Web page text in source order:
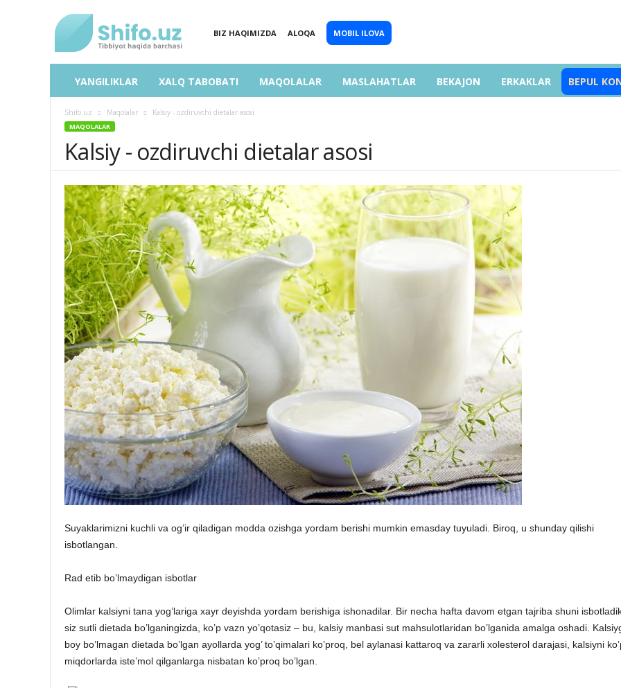
SHIFO.UZ
BIZ HAQIMIZDA ALOQA MOBIL ILOVA
YANGILIKLAR XALQ TABOBATI MAQOLALAR MASLAHATLAR BEKAJON ERKAKLAR BEPUL
Shifo.uz Maqolalar Kalsiy - ozdiruvchi dietalar asosi
MAQOLALAR
Kalsiy - ozdiruvchi dietalar asosi
Suyaklarimizni kuchli va og’ir qiladigan modda ozishga yordam berishi mumkin emasday tuyuladi. Biroq, u shunday qilishi
isbotlangan.
Rad etib bo’lmaydigan isbotlar
Olimlar kalsiyni tana yog’lariga xayr deyishda yordam berishiga ishonadilar. Bir necha hafta davom etgan tajriba shuni
siz sutli dietada bo’lganingizda, ko’p vazn yo’qotasiz – bu, kalsiy manbasi sut mahsulotlaridan bo’lganida amalga oshadi.
boy bo’lmagan dietada bo’lgan ayollarda yog’ to’qimalari ko’proq, bel aylanasi kattaroq va zararli xolesterol darajasi, kalsiyni
miqdorlarda iste’mol qilganlarga nisbatan ko’proq bo’lgan.